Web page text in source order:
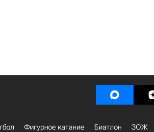
Фигурное катание Биатлон ЗОЖ